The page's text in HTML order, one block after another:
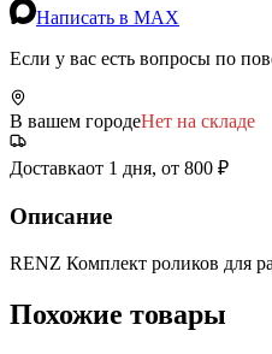
Написать в MAX
Если у вас есть вопросы по
В вашем городеНет на складе
Доставкаот 1 дня, от 800 ₽
Описание
RENZ Комплект роликов для
Похожие товары